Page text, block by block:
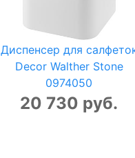
Диспенсер для
Decor Walther Stone
0974050
20 730 руб.